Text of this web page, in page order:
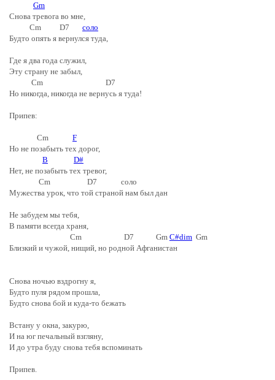
Gm
Снова тревога во мне,
Cm D7 соло
Будто опять я вернулся туда,
Где я два года служил,
Эту страну не забыл,
Cm D7
Но никогда, никогда не вернусь я туда!
Припев:
Cm F
Но не позабыть тех дорог,
B
D#
Нет, не позабыть тех тревог,
Cm D7 соло
Мужества урок, что той страной нам был дан
Не забудем мы тебя,
В памяти всегда храня,
Cm D7 Gm C#dim Gm
Близкий и чужой, нищий, но родной Афганистан
Снова ночью вздрогну я,
Будто пуля рядом прошла,
Будто снова бой и куда-то бежать
Встану у окна, закурю,
И на юг печальный взгляну,
И до утра буду снова тебя вспоминать
Припев.